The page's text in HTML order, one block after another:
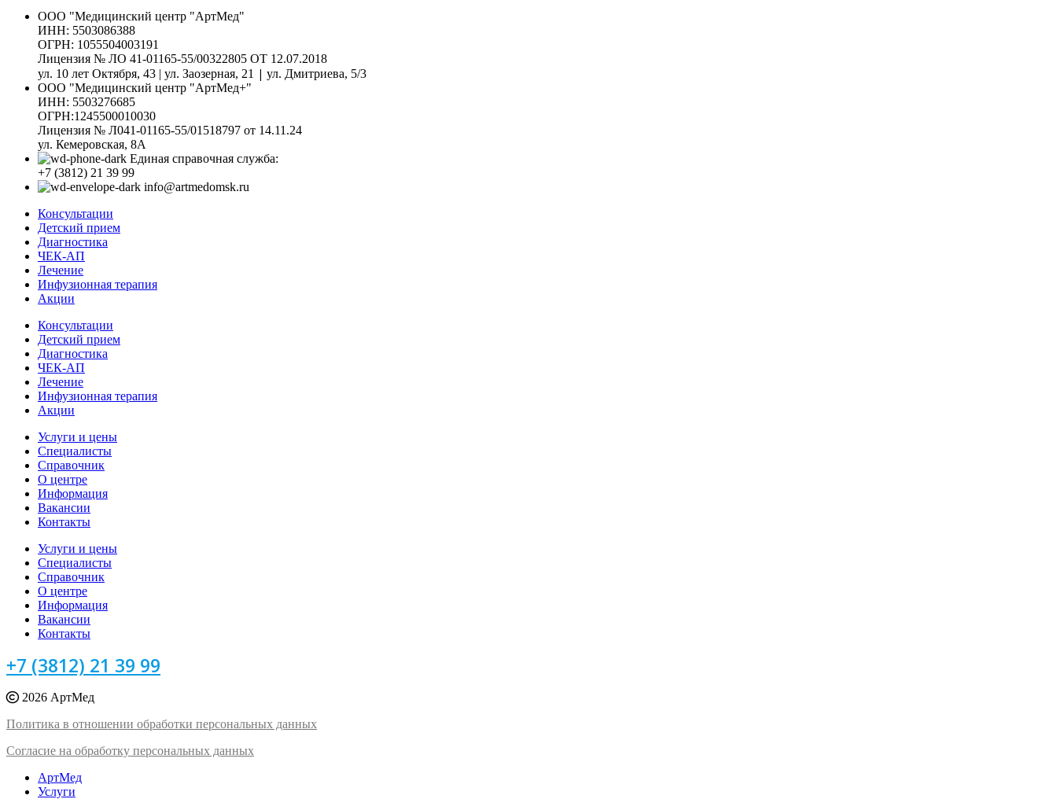
ООО "Медицинский центр "АртМед"
ИНН: 5503086388
ОГРН: 1055504003191
Лицензия № ЛО 41-01165-55/00322805 ОТ 12.07.2018
ул. 10 лет Октября, 43 | ул. Заозерная, 21 | ул. Дмитриева, 5/3
ООО "Медицинский центр "АртМед+"
ИНН: 5503276685
ОГРН:1245500010030
Лицензия № Л041-01165-55/01518797 от 14.11.24
ул. Кемеровская, 8А
Единая справочная служба:
+7 (3812) 21 39 99
info@artmedomsk.ru
Консультации
Детский прием
Диагностика
ЧЕК-АП
Лечение
Инфузионная терапия
Акции
Консультации
Детский прием
Диагностика
ЧЕК-АП
Лечение
Инфузионная терапия
Акции
Услуги и цены
Специалисты
Справочник
О центре
Информация
Вакансии
Контакты
Услуги и цены
Специалисты
Справочник
О центре
Информация
Вакансии
Контакты
+7 (3812) 21 39 99
2026 АртМед
Политика в отношении обработки персональных данных
Согласие на обработку персональных данных
АртМед
Услуги